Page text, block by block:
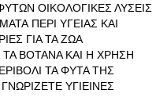
ΟΙΚΟΛΟΓΙΚΕΣ ΛΥΣΕΙΣ
ΠΕΡΙ ΥΓΕΙΑΣ ΚΑΙ
ΓΙΑ ΤΑ ΖΩΑ
ΤΑ ΒΟΤΑΝΑ ΚΑΙ Η ΧΡΗΣΗ
ΤΑ ΦΥΤΑ ΤΗΣ
ΥΓΙΕΙΝΕΣ